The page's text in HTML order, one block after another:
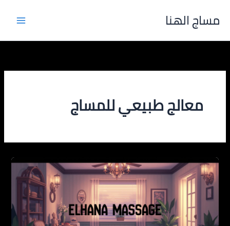
مساج الهنا
معالج طبيعي للمساج